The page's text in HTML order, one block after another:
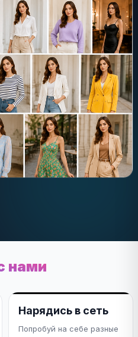
нами
Нарядись в сеть
Попробуй на себе разные